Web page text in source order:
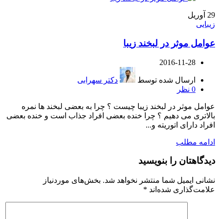
29 آوریل
زیبایی
عوامل موثر در لبخند زیبا
2016-11-28
ارسال شده توسط
دکتر سهرابی
0 نظر
عوامل موثر در لبخند زیبا چیست ؟ چرا به بعضی لبخند ها نمره
بالاتری می دهیم ؟ چرا خنده بعضی افراد جذاب است و خنده بعضی
افراد دارای اتوریته و...
ادامه مطلب
دیدگاهتان را بنویسید
نشانی ایمیل شما منتشر نخواهد شد. بخش‌های موردنیاز
علامت‌گذاری شده‌اند *